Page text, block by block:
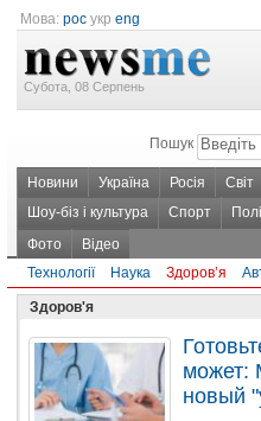
Мова: рос укр eng
Субота, 08 Серпень
Пошук
Новини Україна Росія Світ
Шоу-біз і культура
Спорт
Фото
Відео
Технології
Наука Здоров’я
Здоров'я
может:
новый